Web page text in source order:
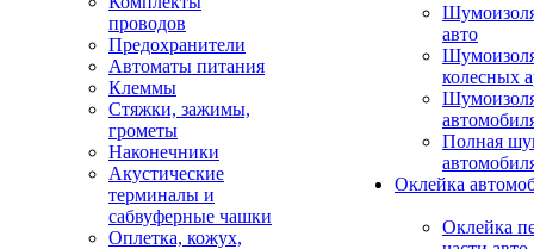
проводов
Предохранители
Автоматы питания
Клеммы
Стяжки, зажимы,
грометы
Наконечники
Акустические
терминалы и
сабвуферные чашки
Оплетка, кожух,
авто
колесных
Полная
Оклейка
Оклейка